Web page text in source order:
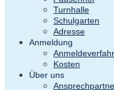
Turnhalle
Schulgarten
Adresse
Anmeldung
Kosten
Über uns